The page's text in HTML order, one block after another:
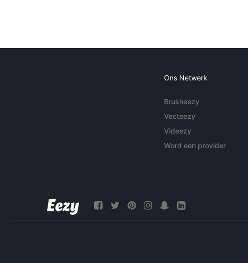
Ons Netwerk
Brusheezy
Vecteezy
Videezy
Word een provider